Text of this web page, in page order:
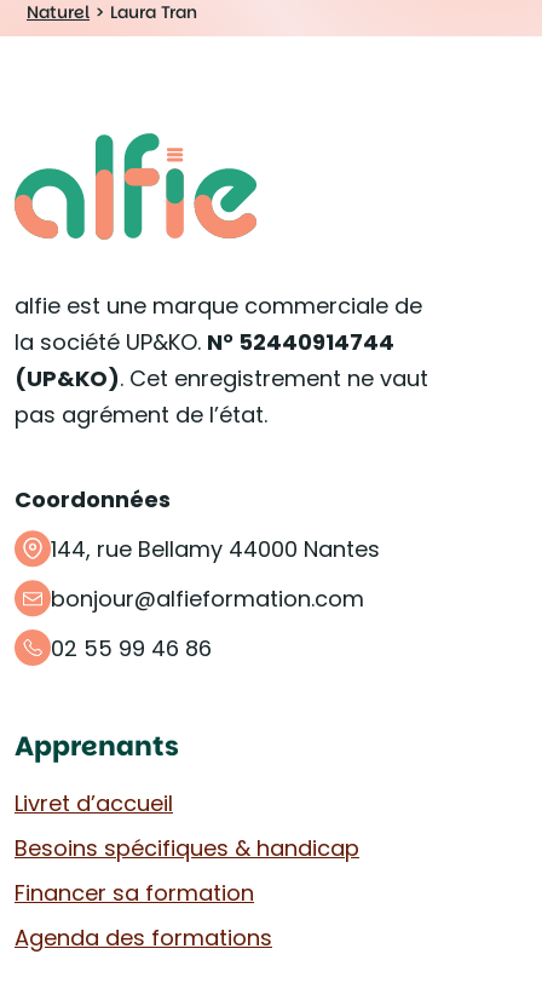
Naturel > Laura Tran
alfie est une marque commerciale de
la société UP&KO. N° 52440914744
(UP&KO). Cet enregistrement ne vaut
pas agrément de l’état.
Coordonnées
144, rue Bellamy 44000 Nantes
bonjour@alfieformation.com
02 55 99 46 86
Apprenants
Livret d’accueil
Besoins spécifiques & handicap
Financer sa formation
Agenda des formations